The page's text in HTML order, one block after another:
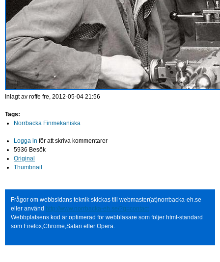
Inlagt av roffe fre, 2012-05-04 21:56
Tags:
Norrbacka Finmekaniska
Logga in för att skriva kommentarer
5936 Besök
Original
Thumbnail
Frågor om webbsidans teknik skickas till webmaster(at)norrbacka-eh.se
eller använd http://www.norrbacka-eh.se/?q=contact
Webbplatsens kod är optimerad för webbläsare som följer html-standard
som Firefox,Chrome,Safari eller Opera.